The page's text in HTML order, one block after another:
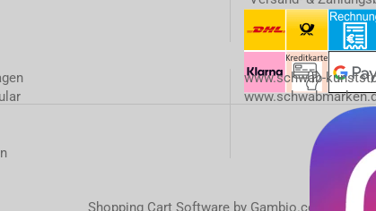
www.schwab-
Shopping Cart Softwareby Gambio.com © 2023